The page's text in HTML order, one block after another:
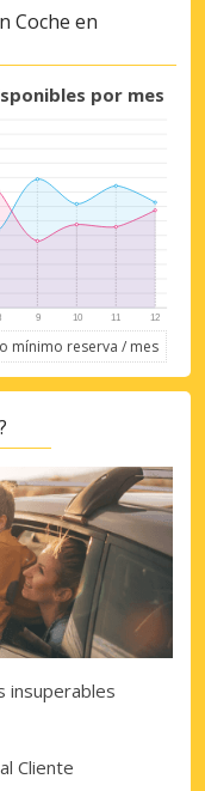
Coche en
por mes
mínimo reserva / mes
insuperables
Cliente